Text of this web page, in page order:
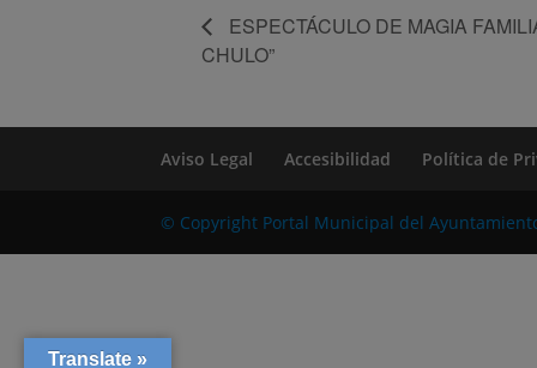
ESPECTÁCULO DE MAGIA
CHULO”
Aviso Legal Accesibilidad Política de
© Copyright Portal Municipal del
Translate »